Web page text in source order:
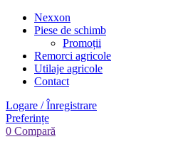
Nexxon
Piese de schimb
Promoții
Remorci agricole
Utilaje agricole
Contact
Logare / Înregistrare
Preferințe
0 Compară